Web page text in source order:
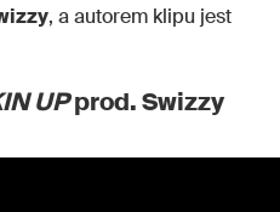
, a autorem klipu jest
UPprod. Swizzy